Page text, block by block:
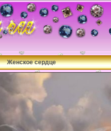
Женское сердце